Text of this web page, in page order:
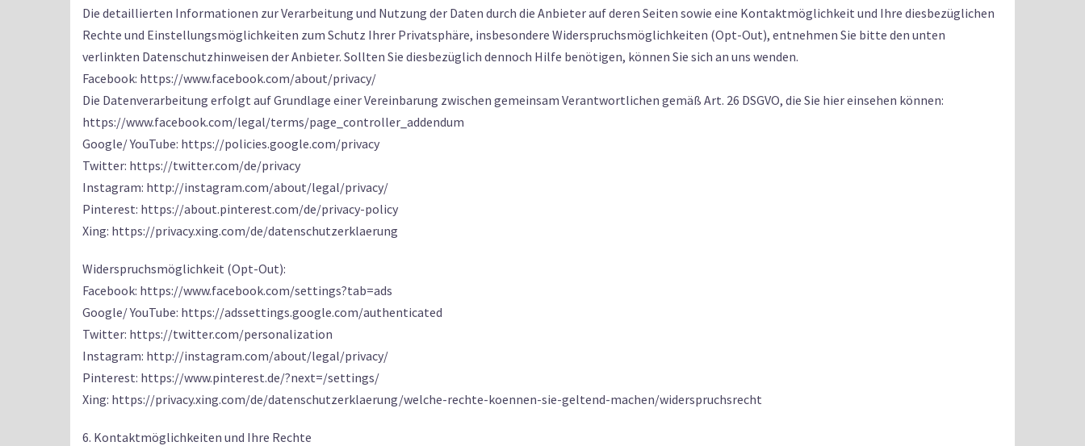
Die detaillierten Informationen zur Verarbeitung und Nutzung der Daten durch die Anbieter auf deren Seiten sowie eine Kontaktmöglichkeit und Ihre diesbezüglichen
Rechte und Einstellungsmöglichkeiten zum Schutz Ihrer Privatsphäre, insbesondere Widerspruchsmöglichkeiten (Opt-Out), entnehmen Sie bitte den unten
verlinkten Datenschutzhinweisen der Anbieter. Sollten Sie diesbezüglich dennoch Hilfe benötigen, können Sie sich an uns wenden.
Facebook: https://www.facebook.com/about/privacy/
Die Datenverarbeitung erfolgt auf Grundlage einer Vereinbarung zwischen gemeinsam Verantwortlichen gemäß Art. 26 DSGVO, die Sie hier einsehen können:
https://www.facebook.com/legal/terms/page_controller_addendum
Google/ YouTube: https://policies.google.com/privacy
Twitter: https://twitter.com/de/privacy
Instagram: http://instagram.com/about/legal/privacy/
Pinterest: https://about.pinterest.com/de/privacy-policy
Xing: https://privacy.xing.com/de/datenschutzerklaerung
Widerspruchsmöglichkeit (Opt-Out):
Facebook: https://www.facebook.com/settings?tab=ads
Google/ YouTube: https://adssettings.google.com/authenticated
Twitter: https://twitter.com/personalization
Instagram: http://instagram.com/about/legal/privacy/
Pinterest: https://www.pinterest.de/?next=/settings/
Xing: https://privacy.xing.com/de/datenschutzerklaerung/welche-rechte-koennen-sie-geltend-machen/widerspruchsrecht
6. Kontaktmöglichkeiten und Ihre Rechte